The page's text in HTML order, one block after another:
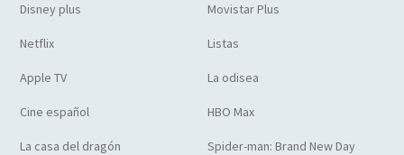
Disney plus Movistar Plus
Netflix Listas
Apple TV La odisea
Cine español HBO Max
La casa del dragón Spider-man: Brand New Day